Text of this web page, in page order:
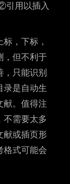
引用以插入
，下标，
，但不利于
只能识别
录是自动生
献。值得注
不需要太多
献或插页形
格式可能会